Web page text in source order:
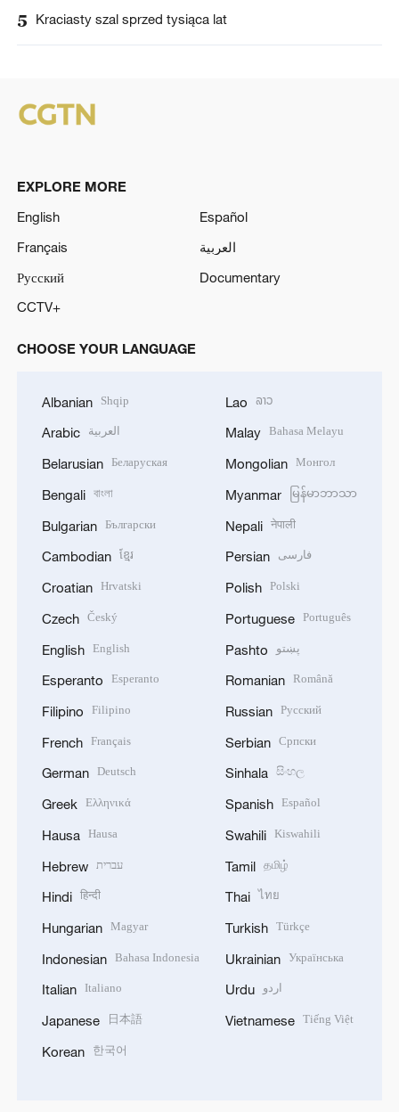
5 Kraciasty szal sprzed tysiąca lat
EXPLORE MORE
English
Español
Français
العربية
Русский
Documentary
CCTV+
CHOOSE YOUR LANGUAGE
Albanian Shqip
Arabic العربية
Belarusian Беларуская
Bengali বাংলা
Bulgarian Български
Cambodian ខ្មែរ
Croatian Hrvatski
Czech Český
English English
Esperanto Esperanto
Filipino Filipino
French Français
German Deutsch
Greek Ελληνικά
Hausa Hausa
Hebrew עברית
Hindi हिन्दी
Hungarian Magyar
Indonesian Bahasa Indonesia
Italian Italiano
Japanese 日本語
Korean 한국어
Lao ລາວ
Malay Bahasa Melayu
Mongolian Монгол
Myanmar မြန်မာဘာသာ
Nepali नेपाली
Persian فارسی
Polish Polski
Portuguese Português
Pashto پښتو
Romanian Română
Russian Русский
Serbian Српски
Sinhala සිංහල
Spanish Español
Swahili Kiswahili
Tamil தமிழ்
Thai ไทย
Turkish Türkçe
Ukrainian Українська
Urdu اردو
Vietnamese Tiếng Việt